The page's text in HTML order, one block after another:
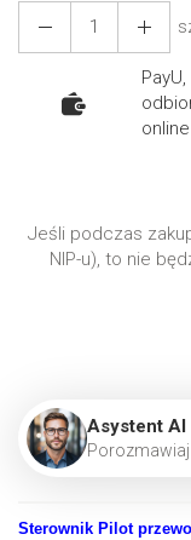
Jeśli podczas
NIP-u), to nie
Asystent AI
Porozmawiaj
Sterownik Pilot